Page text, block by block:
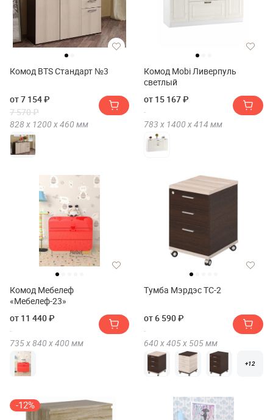
Комод BTS Стандарт №3
от 7 154 ₽
7 570 ₽
828 х 1200 х460 мм
Комод Mobi Ливерпуль
светлый
от 15 167 ₽
783 х 1400 х414 мм
Комод Мебелеф
«Мебелеф-23»
от 11 440 ₽
735 х840 х400 мм
Тумба Мэрдэс ТС-2
от 6 590 ₽
640 х405 х 505мм
+12
-12%